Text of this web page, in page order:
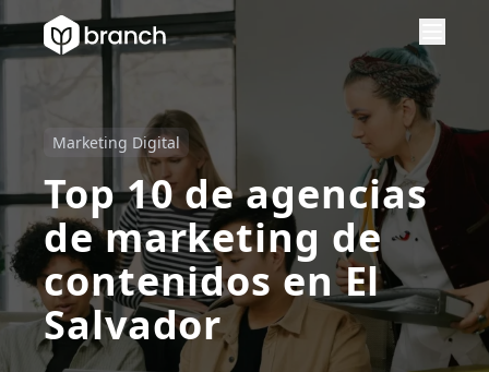
Marketing Digital
Top 10 de agencias
de marketing de
contenidos en El
Salvador